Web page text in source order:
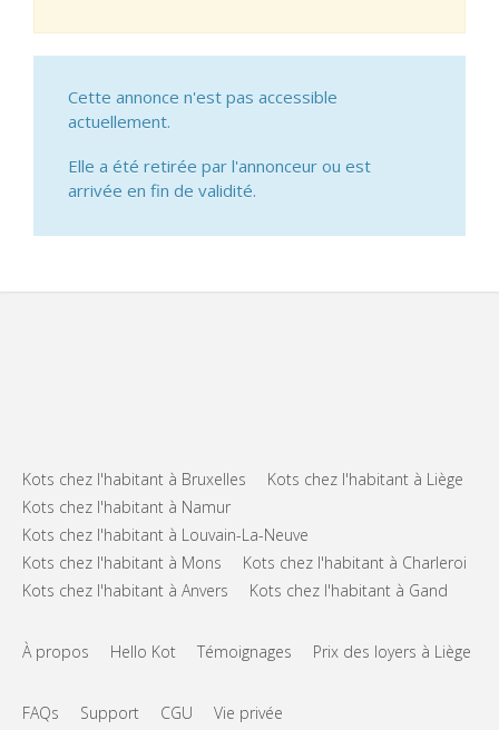
Cette annonce n'est pas accessible
actuellement.
Elle a été retirée par l'annonceur ou est
arrivée en fin de validité.
Kots chez l'habitant à Bruxelles
Kots chez l'habitant à Liège
Kots chez l'habitant à Namur
Kots chez l'habitant à Louvain-La-Neuve
Kots chez l'habitant à Mons
Kots chez l'habitant à Charleroi
Kots chez l'habitant à Anvers
Kots chez l'habitant à Gand
À propos Hello Kot Témoignages Prix des loyers à Liège
FAQs Support CGU Vie privée